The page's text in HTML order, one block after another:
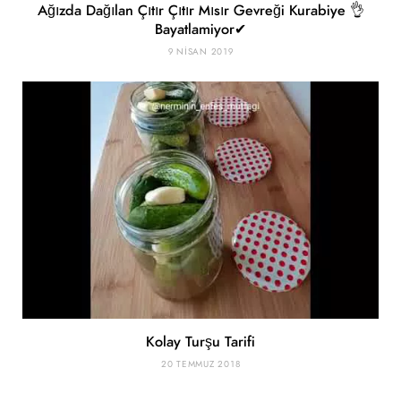
Ağızda Dağılan Çıtır Çıtır Mısır Gevreği Kurabiye 👌
Bayatlamiyor✔
9 NISAN 2019
Kolay Turşu Tarifi
20 TEMMUZ 2018